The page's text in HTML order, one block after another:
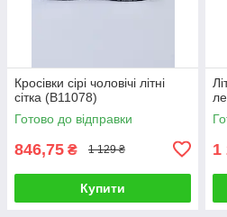
Кросівки сірі чоловічі літні
сітка (B11078)
Готово до відправки
846,75 ₴ 1 129 ₴
Купити
1